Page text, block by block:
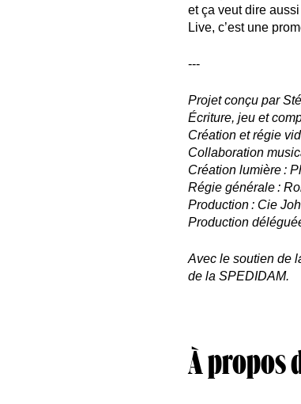
et ça veut dire
Live, c’est une
---
Projet conçu par
Écriture, jeu et
Création et régie
Collaboration
Création lumière :
Régie générale :
Production : Cie
Production
Avec le soutien de
de la SPEDIDAM.
À propos